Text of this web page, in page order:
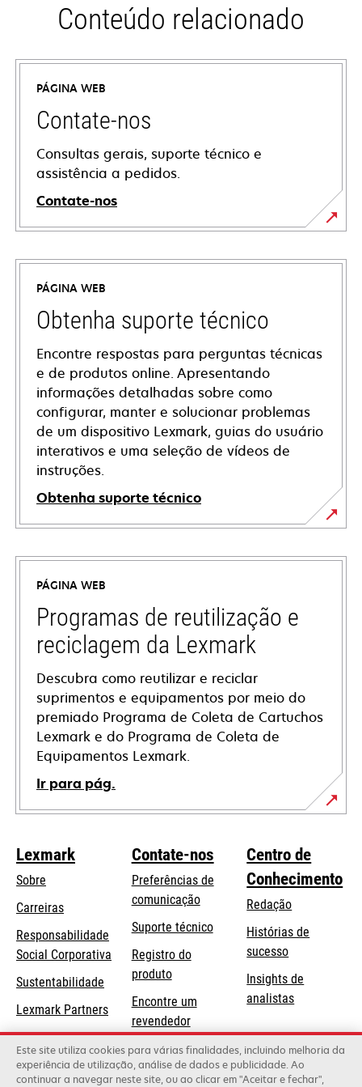
Conteúdo relacionado
PÁGINA WEB
Contate-nos
Consultas gerais, suporte técnico e
assistência a pedidos.
Contate-nos
PÁGINA WEB
Obtenha suporte técnico
Encontre respostas para perguntas técnicas
e de produtos online. Apresentando
informações detalhadas sobre como
configurar, manter e solucionar problemas
de um dispositivo Lexmark, guias do usuário
interativos e uma seleção de vídeos de
instruções.
Obtenha suporte técnico
opens
in
new
tab
PÁGINA WEB
Programas de reutilização e
reciclagem da Lexmark
Descubra como reutilizar e reciclar
suprimentos e equipamentos por meio do
premiado Programa de Coleta de Cartuchos
Lexmark e do Programa de Coleta de
Equipamentos Lexmark.
Ir para pág.
Lexmark
Sobre
Carreiras
Responsabilidade
Social Corporativa opens
new
tab
Sustentabilidade
Lexmark Partners
Contate-nos
Preferências de
comunicação
Suporte técnicoopens
Registro do
produto
Encontre um
revendedor
Lista de
atacadistas
Centro de
Conhecimento
Redação
Histórias de
sucesso
Insights de
analistas
Este site utiliza cookies para várias finalidades, incluindo melhoria da
experiência de utilização, análise de dados e publicidade. Ao
continuar a navegar neste site, ou ao clicar em "Aceitar e fechar",